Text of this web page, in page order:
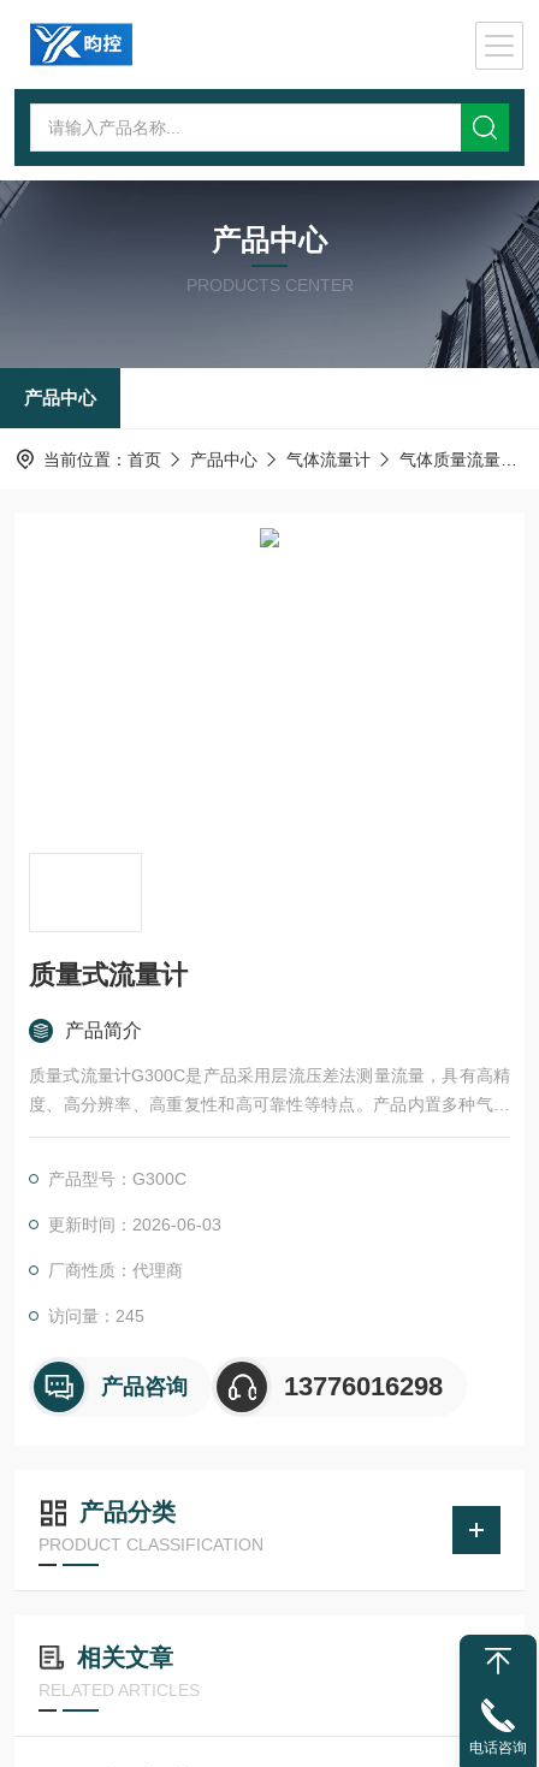
产品中心
PRODUCTS CENTER
产品中心
当前位置： 首页 产品中心 气体流量计 气体质量流量控制器
质量式流量计
产品简介
质量式流量计G300C是产品采用层流压差法测量流量，具有高精
度、高分辨率、高重复性和高可靠性等特点。产品内置多种气体
和混合气体，采用模拟数字等多种控制方式。
产品型号：G300C
更新时间：2026-06-03
厂商性质：代理商
访问量：245
产品咨询 13776016298
产品分类
PRODUCT CLASSIFICATION
相关文章
RELATED ARTICLES
电话咨询